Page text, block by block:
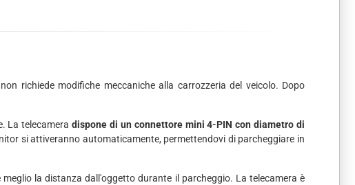
richiede modifiche meccaniche alla carrozzeria del veicolo. Dopo
La telecameradispone di un connettore mini 4-PIN con diametro di
si attiveranno automaticamente, permettendovi di parcheggiare in
la distanza dall'oggetto durante il parcheggio. La telecamera è